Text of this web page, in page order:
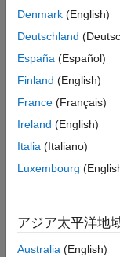
例
] =
で指定されるs領
す。
Bd Dd ] =
よび Dの連続時間
れます。
数として使用し
Denmark (English)
Deutschland
España (Español)
Finland (English)
France (Français)
Ireland (English)
Italia (Italiano)
Luxembourg
アジア太平洋地
Australia (English)